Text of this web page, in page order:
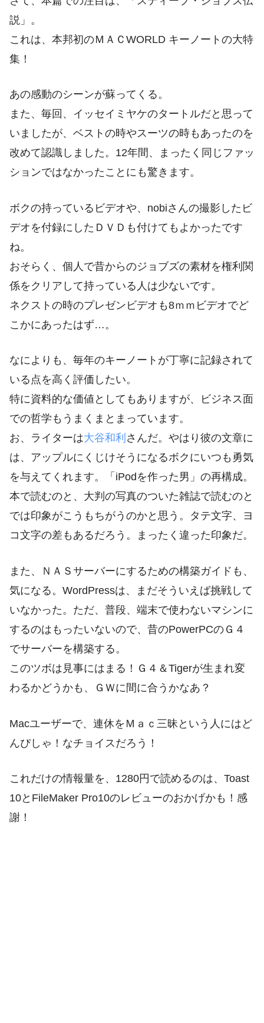
説」。
これは、本邦初のＭＡＣWORLD キーノートの大特
集！
あの感動のシーンが蘇ってくる。
また、毎回、イッセイミヤケのタートルだと思って
いましたが、ベストの時やスーツの時もあったのを
改めて認識しました。12年間、まったく同じファッ
ションではなかったことにも驚きます。
ボクの持っているビデオや、nobiさんの撮影したビ
デオを付録にしたＤＶＤも付けてもよかったです
ね。
おそらく、個人で昔からのジョブズの素材を権利関
係をクリアして持っている人は少ないです。
ネクストの時のプレゼンビデオも8ｍｍビデオでど
こかにあったはず…。
なによりも、毎年のキーノートが丁寧に記録されて
いる点を高く評価したい。
特に資料的な価値としてもありますが、ビジネス面
での哲学もうまくまとまっています。
お、ライターは大谷和利 さんだ。やはり彼の文章に
は、アップルにくじけそうになるボクにいつも勇気
を与えてくれます。「iPodを作った男」の再構成。
本で読むのと、大判の写真のついた雑誌で読むのと
では印象がこうもちがうのかと思う。タテ文字、ヨ
コ文字の差もあるだろう。まったく違った印象だ。
また、ＮＡＳサーバーにするための構築ガイドも、
気になる。WordPressは、まだそういえば挑戦して
いなかった。ただ、普段、端末で使わないマシンに
するのはもったいないので、昔のPowerPCのＧ４
でサーバーを構築する。
このツボは見事にはまる！Ｇ４＆Tigerが生まれ変
わるかどうかも、ＧＷに間に合うかなあ？
Macユーザーで、連休をＭａｃ三昧という人にはど
んぴしゃ！なチョイスだろう！
これだけの情報量を、1280円で読めるのは、Toast
10とFileMaker Pro10のレビューのおかげかも！感
謝！